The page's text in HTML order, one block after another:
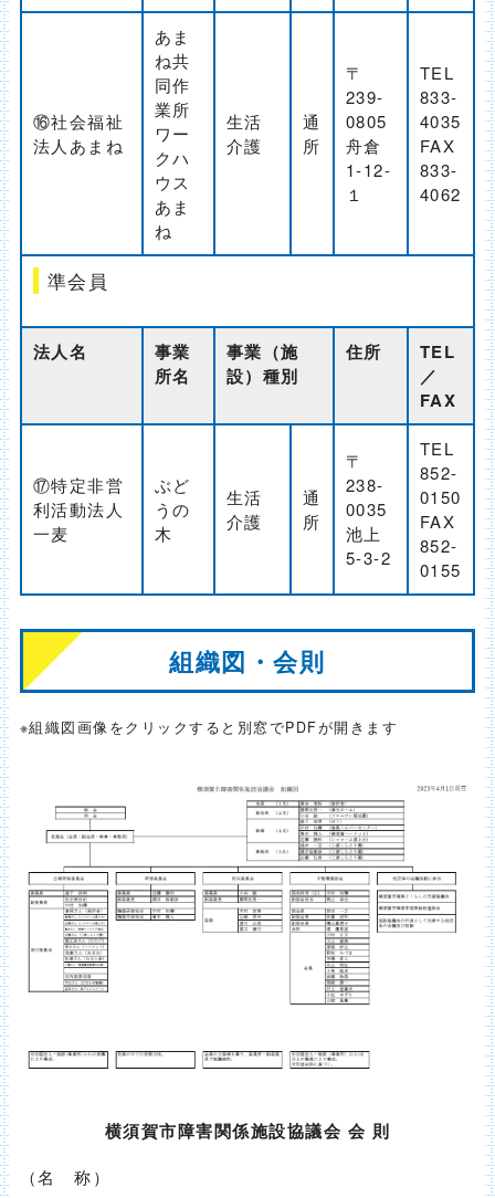
⑯社会福祉
法人あまね
あま
ね共
同作
業所
ワー
クハ
ウス
あま
ね
生活
介護
通
所
〒
239-
0805
舟倉
1-12-
１
TEL
833-
4035
FAX
833-
4062
準会員
法人名
事業
所名
事業（施
設）種別
住所
TEL
／
FAX
⑰特定非営
利活動法人
一麦
ぶど
うの
木
生活
介護
通
所
〒
238-
0035
池上
5-3-2
TEL
852-
0150
FAX
852-
0155
組織図・会則
※組織図画像をクリックすると別窓でPDFが開きます
横須賀市障害関係施設協議会 会 則
（名 称）